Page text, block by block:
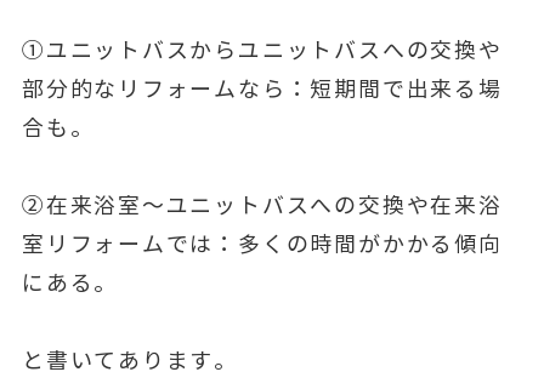
①ユニットバスからユニットバスへの交換や
部分的なリフォームなら：短期間で出来る場
合も。
②在来浴室～ユニットバスへの交換や在来浴
室リフォームでは：多くの時間がかかる傾向
にある。
と書いてあります。